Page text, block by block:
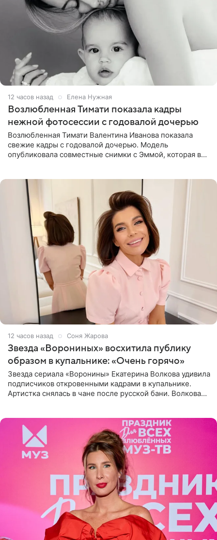
12 часов назад Елена Нужная
Возлюбленная Тимати показала кадры
нежной фотосессии с годовалой дочерью
Возлюбленная Тимати Валентина Иванова показала
свежие кадры с годовалой дочерью. Модель
опубликовала совместные снимки с Эммой, которая в
12 часов назад Соня Жарова
Звезда «Ворониных» восхитила публику
образом в купальнике: «Очень горячо»
Звезда сериала «Воронины» Екатерина Волкова удивила
подписчиков откровенными кадрами в купальнике.
Артистка снялась в чане после русской бани. Волкова